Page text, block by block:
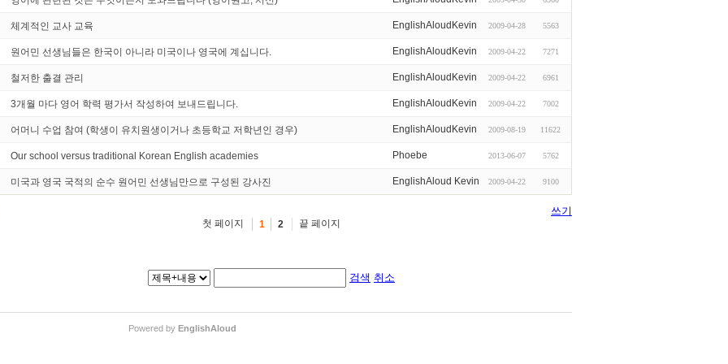
체계적인 교사 교육 EnglishAloudKevin 2009-04-28 5563
원어민 선생님들은 한국이 아니라 미국이나 영국에 계십니다. EnglishAloudKevin 2009-04-22 7271
철저한 출결 관리 EnglishAloudKevin 2009-04-22 6961
3개월 마다 영어 학력 평가서 작성하여 보내드립니다. EnglishAloudKevin 2009-04-22 7002
어머니 수업 참여 (학생이 유치원생이거나 초등학교 저학년인 경우) EnglishAloudKevin 2009-08-19 11622
Our school versus traditional Korean English academies Phoebe 2013-06-07 5762
미국과 영국 국적의 순수 원어민 선생님만으로 구성된 강사진 EnglishAloud Kevin 2009-04-22 9100
쓰기
첫 페이지 1 2 끝 페이지
검색 취소
Powered by EnglishAloud